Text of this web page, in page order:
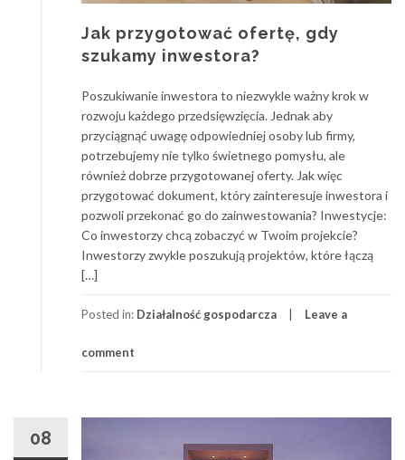
Jak przygotować ofertę, gdy
szukamy inwestora?
Poszukiwanie inwestora to niezwykle ważny krok w
rozwoju każdego przedsięwzięcia. Jednak aby
przyciągnąć uwagę odpowiedniej osoby lub firmy,
potrzebujemy nie tylko świetnego pomysłu, ale
również dobrze przygotowanej oferty. Jak więc
przygotować dokument, który zainteresuje inwestora i
pozwoli przekonać go do zainwestowania? Inwestycje:
Co inwestorzy chcą zobaczyć w Twoim projekcie?
Inwestorzy zwykle poszukują projektów, które łączą
[…]
Posted in: Działalność gospodarcza Leave a
comment
08